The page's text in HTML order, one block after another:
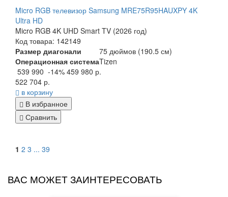
Micro RGB телевизор Samsung MRE75R95HAUXPY 4K
Ultra HD
Micro RGB 4K UHD Smart TV (2026 год)
Код товара: 142149
Размер диагонали
75 дюймов (190.5 см)
Операционная системаTizen
539 990 -14% 459 980 р.
522 704 р.
в корзину
В избранное
Сравнить
1 2 3 ... 39
ВАС МОЖЕТ ЗАИНТЕРЕСОВАТЬ